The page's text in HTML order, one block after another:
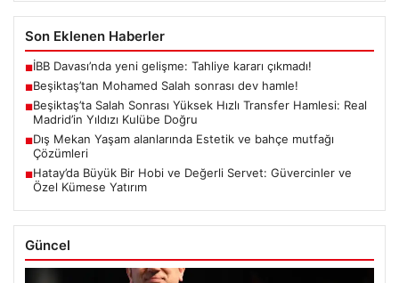
Son Eklenen Haberler
■İBB Davası’nda yeni gelişme: Tahliye kararı çıkmadı!
■Beşiktaş’tan Mohamed Salah sonrası dev hamle!
■Beşiktaş’ta Salah Sonrası Yüksek Hızlı Transfer Hamlesi: Real
Madrid’in Yıldızı Kulübe Doğru
■Dış Mekan Yaşam alanlarında Estetik ve bahçe mutfağı
Çözümleri
■Hatay’da Büyük Bir Hobi ve Değerli Servet: Güvercinler ve
Özel Kümese Yatırım
Güncel